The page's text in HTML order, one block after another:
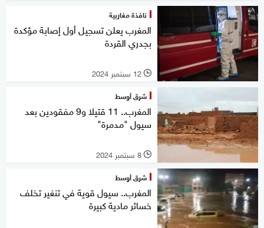
نافذة مغاربية
المغرب يعلن تسجيل أول إصابة مؤكدة
بجدري القردة
l 12 سبتمبر 2024
شرق أوسط
المغرب.. 11 قتيلا و9 مفقودين بعد
سيول "مدمرة"
l 8 سبتمبر 2024
شرق أوسط
المغرب.. سيول قوية في تنغير تخلف
خسائر مادية كبيرة